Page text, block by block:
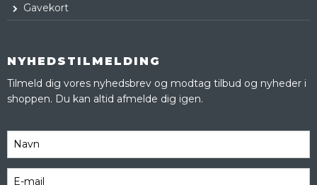
Gavekort
NYHEDSTILMELDING
Tilmeld dig vores nyhedsbrev og modtag tilbud og nyheder i
shoppen. Du kan altid afmelde dig igen.